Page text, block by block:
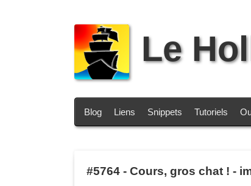
Le
Blog Liens Snippets Tutoriels
#5764 - Cours, gros chat ! -